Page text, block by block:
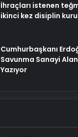
İhraçları istenen
ikinci kez disiplin
Cumhurbaşkanı
Savunma Sanayi
Yazıyor